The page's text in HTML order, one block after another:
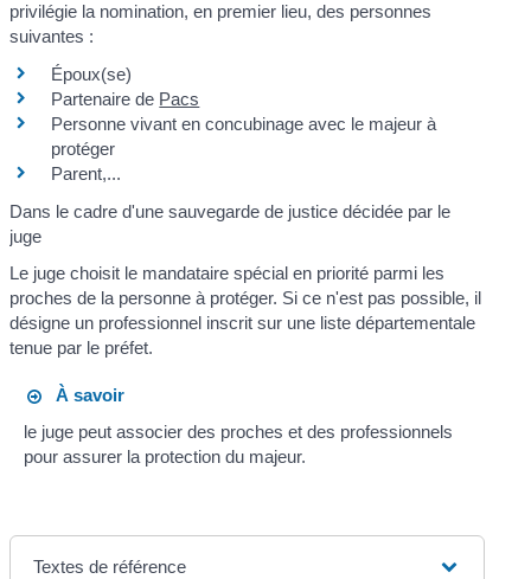
privilégie la nomination, en premier lieu, des personnes
suivantes :
Époux(se)
Partenaire de Pacs
Personne vivant en concubinage avec le majeur à
protéger
Parent,...
Dans le cadre d'une sauvegarde de justice décidée par le
juge
Le juge choisit le mandataire spécial en priorité parmi les
proches de la personne à protéger. Si ce n'est pas possible, il
désigne un professionnel inscrit sur une liste départementale
tenue par le préfet.
À savoir
le juge peut associer des proches et des professionnels
pour assurer la protection du majeur.
Textes de référence